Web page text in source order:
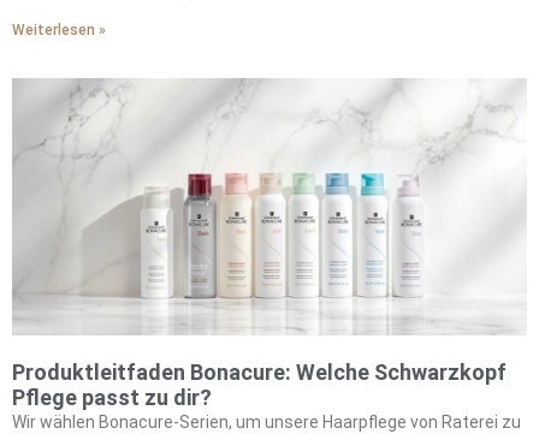
Weiterlesen »
Produktleitfaden Bonacure: Welche Schwarzkopf
Pflege passt zu dir?
Wir wählen Bonacure-Serien, um unsere Haarpflege von Raterei zu